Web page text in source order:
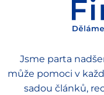
Jsme parta
může pomoci v
sadou článků,